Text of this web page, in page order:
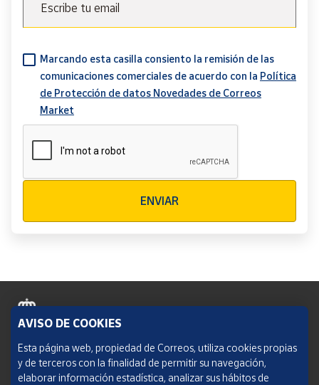
Escribe tu email
Marcando esta casilla consiento la remisión de las
comunicaciones comerciales de acuerdo con la Política
de Protección de datos Novedades de Correos
Market
ENVIAR
Política de cookies
Aviso legal
AVISO DE COOKIES
Esta página web, propiedad de Correos, utiliza cookies propias
y de terceros con la finalidad de permitir su navegación,
elaborar información estadística, analizar sus hábitos de